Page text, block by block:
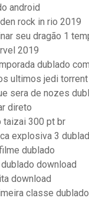
android
rock in rio 2019
seu dragão 1
2019
dublado
ultimos jedi torrent
sera de nozes
direto
taizai 300 pt br
explosiva 3
dublado
download
download
classe